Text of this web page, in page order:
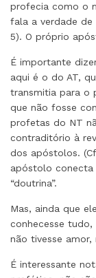
profecia como o
fala a verdade de
5). O próprio
É importante
aqui é o do AT,
transmitia para o
que não fosse
profetas do NT
contraditório à
dos apóstolos.
apóstolo conecta
“doutrina”.
Mas, ainda que
conhecesse tudo,
não tivesse amor,
É interessante